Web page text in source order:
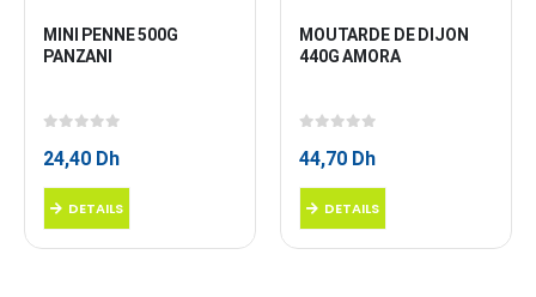
MINI PENNE 500G
PANZANI
24,40 Dh
DETAILS
MOUTARDE DE DIJON
440G AMORA
44,70 Dh
DETAILS